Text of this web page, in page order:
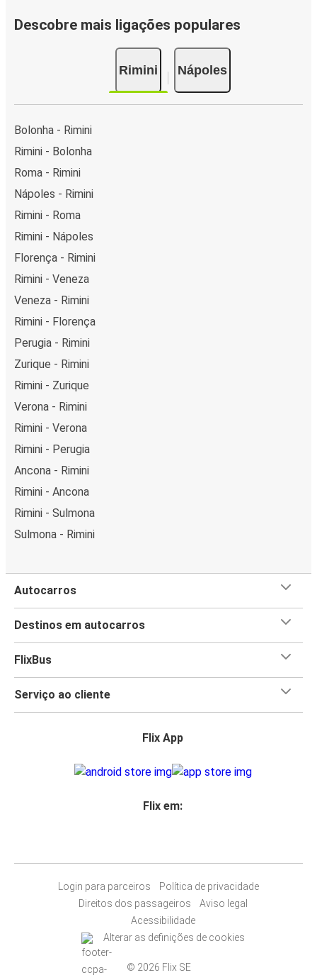
Descobre mais ligações populares
Rimini Nápoles
Bolonha - Rimini
Rimini - Bolonha
Roma - Rimini
Nápoles - Rimini
Rimini - Roma
Rimini - Nápoles
Florença - Rimini
Rimini - Veneza
Veneza - Rimini
Rimini - Florença
Perugia - Rimini
Zurique - Rimini
Rimini - Zurique
Verona - Rimini
Rimini - Verona
Rimini - Perugia
Ancona - Rimini
Rimini - Ancona
Rimini - Sulmona
Sulmona - Rimini
Autocarros
Destinos em autocarros
FlixBus
Serviço ao cliente
Flix App
Flix em:
Login para parceiros
Política de privacidade
Direitos dos passageiros
Aviso legal
Acessibilidade
Alterar as definições de cookies
© 2026 Flix SE